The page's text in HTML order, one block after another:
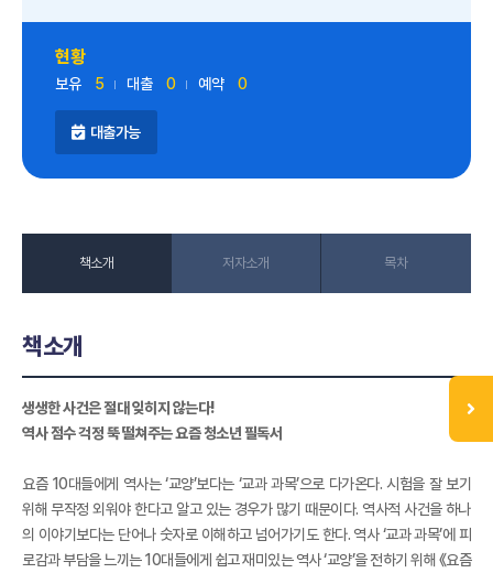
현황
보유 5 대출 0 예약 0
대출가능
책소개 저자소개 목차
책소개
생생한 사건은 절대 잊히지 않는다!
역사 점수 걱정 뚝 떨쳐주는 요즘 청소년 필독서
요즘 10대들에게 역사는 ‘교양’보다는 ‘교과 과목’으로 다가온다. 시험을 잘 보기
위해 무작정 외워야 한다고 알고 있는 경우가 많기 때문이다. 역사적 사건을 하나
의 이야기보다는 단어나 숫자로 이해하고 넘어가기도 한다. 역사 ‘교과 과목’에 피
로감과 부담을 느끼는 10대들에게 쉽고 재미있는 역사 ‘교양’을 전하기 위해 《요즘